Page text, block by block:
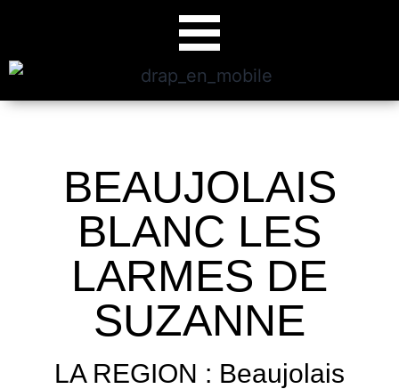
BEAUJOLAIS
BLANC LES
LARMES DE
SUZANNE
LA REGION : Beaujolais